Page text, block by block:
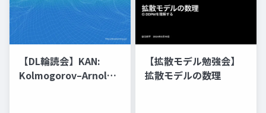
【DL輪読会】KAN:
Kolmogorov–Arnold
【拡散モデル勉強会】
拡散モデルの数理